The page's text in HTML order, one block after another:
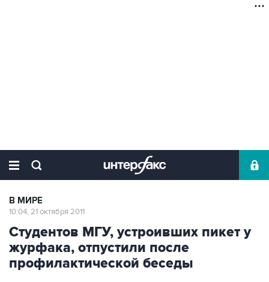
В МИРЕ
10:04, 21 октября 2011
Студентов МГУ, устроивших пикет у
журфака, отпустили после
профилактической беседы